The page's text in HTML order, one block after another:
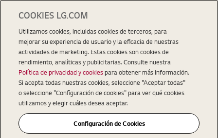
COOKIES LG.COM
Utilizamos cookies, incluidas cookies de terceros, para
mejorar su experiencia de usuario y la eficacia de nuestras
actividades de marketing. Estas cookies son cookies de
rendimiento, analíticas y publicitarias. Consulte nuestra
Política de privacidad y cookiespara obtener más información.
Si acepta todas nuestras cookies, seleccione "Aceptar todas"
o seleccione "Configuración de cookies" para ver qué cookies
utilizamos y elegir cuáles desea aceptar.
Configuración de Cookies